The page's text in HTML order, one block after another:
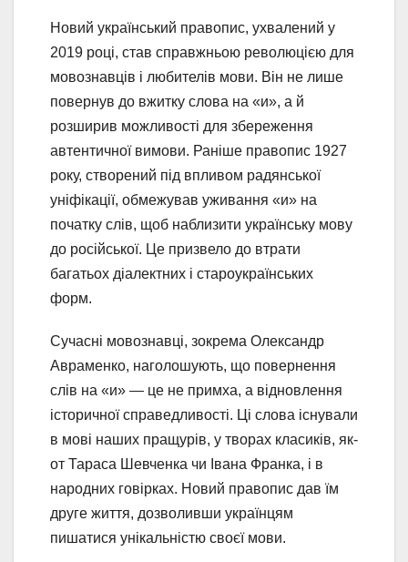
Новий український правопис, ухвалений у
2019 році, став справжньою революцією для
мовознавців і любителів мови. Він не лише
повернув до вжитку слова на «и», а й
розширив можливості для збереження
автентичної вимови. Раніше правопис 1927
року, створений під впливом радянської
уніфікації, обмежував уживання «и» на
початку слів, щоб наблизити українську мову
до російської. Це призвело до втрати
багатьох діалектних і староукраїнських
форм.
Сучасні мовознавці, зокрема Олександр
Авраменко, наголошують, що повернення
слів на «и» — це не примха, а відновлення
історичної справедливості. Ці слова існували
в мові наших пращурів, у творах класиків, як-
от Тараса Шевченка чи Івана Франка, і в
народних говірках. Новий правопис дав їм
друге життя, дозволивши українцям
пишатися унікальністю своєї мови.